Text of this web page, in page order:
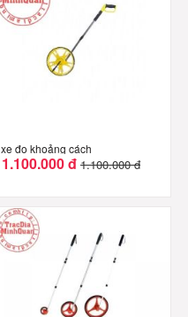
xe đo khoảng cách
1.100.000 đ 1.100.000 đ